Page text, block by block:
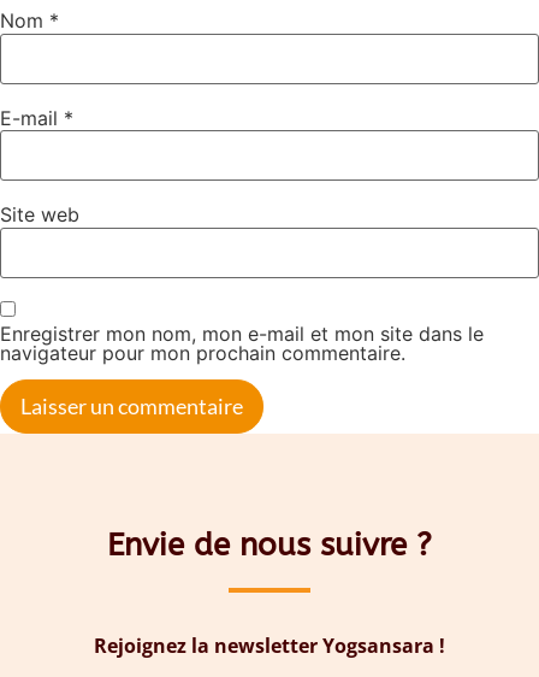
Nom *
E-mail *
Site web
Enregistrer mon nom, mon e-mail et mon site dans le
navigateur pour mon prochain commentaire.
Envie de nous suivre ?
Rejoignez la newsletter Yogsansara !